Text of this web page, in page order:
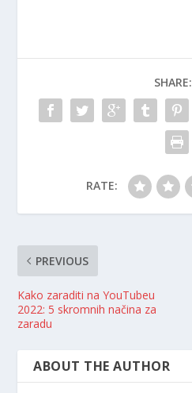
SHARE:
RATE:
PREVIOUS
Kako zaraditi na YouTubeu
2022: 5 skromnih načina za
zaradu
ABOUT THE AUTHOR